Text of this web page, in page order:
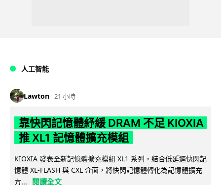
人工智能
Lawton 21 小時
靠快閃記憶體紓緩 DRAM 不足 KIOXIA
推 XL1 記憶體擴充模組
KIOXIA 發表全新記憶體擴充模組 XL1 系列，結合低延遲快閃記
憶體 XL-FLASH 與 CXL 介面，將快閃記憶體轉化為記憶體擴充
方...
閱讀全文